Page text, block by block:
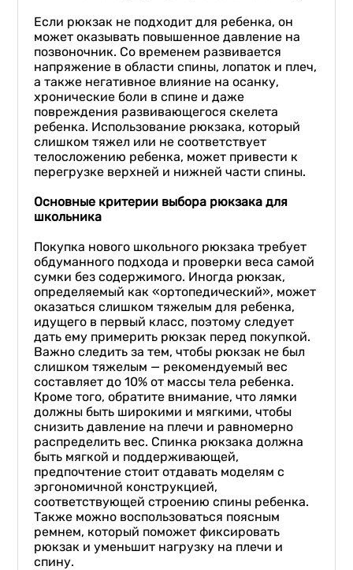
Если рюкзак не подходит для ребенка, он
может оказывать повышенное давление на
позвоночник. Со временем развивается
напряжение в области спины, лопаток и плеч,
а также негативное влияние на осанку,
хронические боли в спине и даже
повреждения развивающегося скелета
ребенка. Использование рюкзака, который
слишком тяжел или не соответствует
телосложению ребенка, может привести к
перегрузке верхней и нижней части спины.
Основные критерии выбора рюкзака для
школьника
Покупка нового школьного рюкзака требует
обдуманного подхода и проверки веса самой
сумки без содержимого. Иногда рюкзак,
определяемый как «ортопедический», может
оказаться слишком тяжелым для ребенка,
идущего в первый класс, поэтому следует
дать ему примерить рюкзак перед покупкой.
Важно следить за тем, чтобы рюкзак не был
слишком тяжелым — рекомендуемый вес
составляет до 10% от массы тела ребенка.
Кроме того, обратите внимание, что лямки
должны быть широкими и мягкими, чтобы
снизить давление на плечи и равномерно
распределить вес. Спинка рюкзака должна
быть мягкой и поддерживающей,
предпочтение стоит отдавать моделям с
эргономичной конструкцией,
соответствующей строению спины ребенка.
Также можно воспользоваться поясным
ремнем, который поможет фиксировать
рюкзак и уменьшит нагрузку на плечи и
спину.